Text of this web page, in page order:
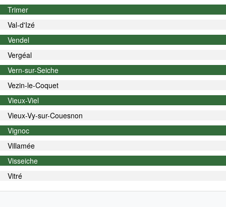
Trimer
Val-d'Izé
Vendel
Vergéal
Vern-sur-Seiche
Vezin-le-Coquet
Vieux-Viel
Vieux-Vy-sur-Couesnon
Vignoc
Villamée
Visseiche
Vitré